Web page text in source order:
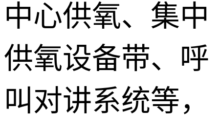
中心供氧、集中
供氧设备带、呼
叫对讲系统等，